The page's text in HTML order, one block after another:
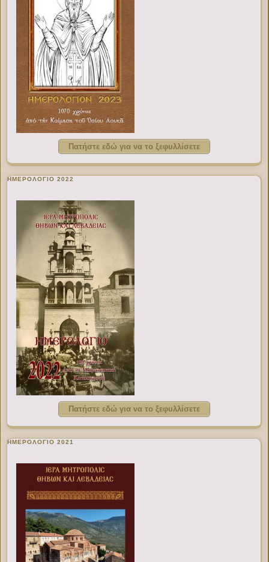
Πατήστε εδώ για να το ξεφυλλίσετε
ΗΜΕΡΟΛΟΓΙΟ 2022
Πατήστε εδώ για να το ξεφυλλίσετε
ΗΜΕΡΟΛΟΓΙΟ 2021